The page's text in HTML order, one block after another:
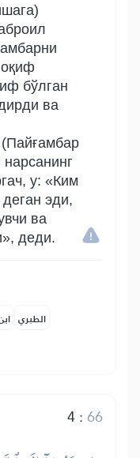
бўлган
ва
у: «Ким
эди,
ва
деди.
الطبري
4:66